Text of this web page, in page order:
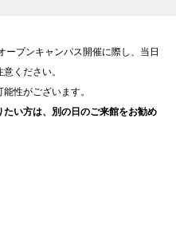
ープンキャンパス開催に際し、当日
ください。
性がございます。
い方は、別の日のご来館をお勧め